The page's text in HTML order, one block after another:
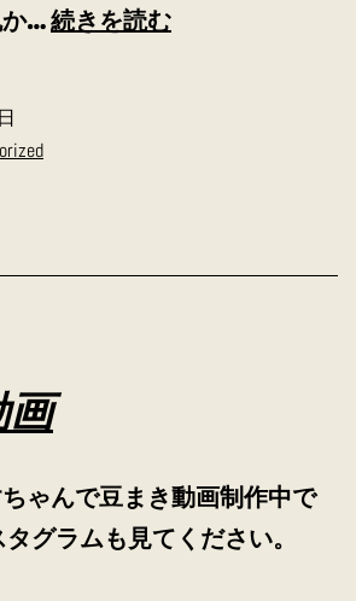
か…続きを読む恵
ゃんで豆まき動画制作中で
グラムも見てください。